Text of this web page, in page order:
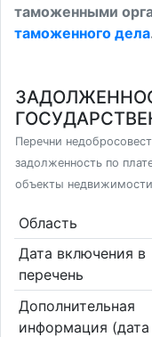
таможенными
таможенного дела
Перечни
задолженность по
объекты недвижимости
Область
Дата включения в
перечень
Дополнительная
информация (дата